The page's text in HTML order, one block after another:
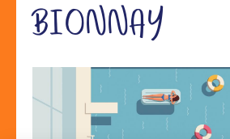
BIONNAY